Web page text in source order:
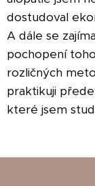
dostudoval
A dále se
pochopení
rozličných
praktikuji
které jsem